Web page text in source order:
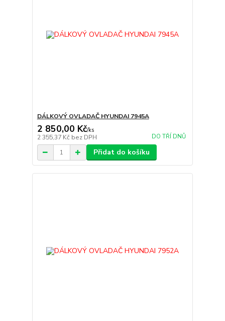
DÁLKOVÝ OVLADAČ HYUNDAI 7945A
2 850,00 Kč/ks
2 355,37 Kč bez DPH DO TŘÍ DNŮ
Přidat do košíku